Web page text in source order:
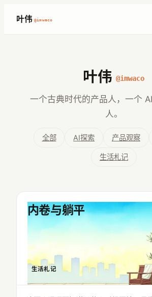
内
叶伟 @imwaco
叶伟 @imwaco
一个古典时代的产品人，一个
人。
全部 AI探索 产品观察
生活札记
内卷与躺平
生活札记